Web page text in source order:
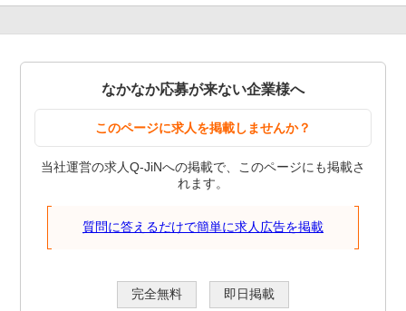
なかなか応募が来ない企業様へ
このページに求人を掲載しませんか？
当社運営の求人Q-JiNへの掲載で、このページにも掲載さ
れます。
質問に答えるだけで簡単に求人広告を掲載
完全無料 即日掲載